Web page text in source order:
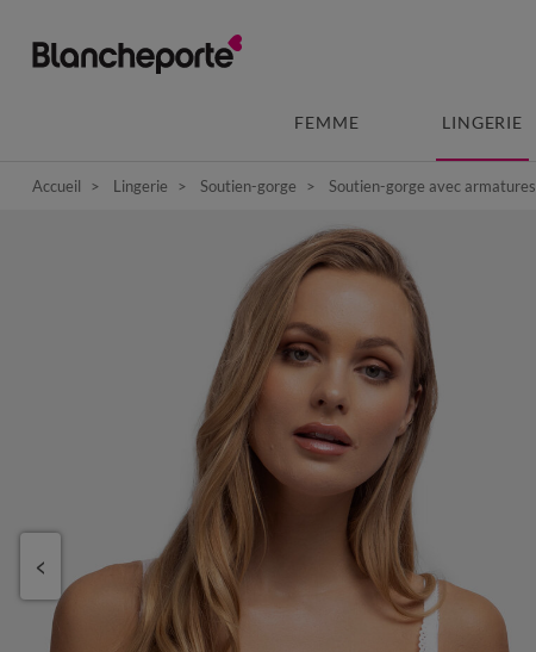
FEMME LINGERIE
Accueil Lingerie Soutien-gorge Soutien-gorge avec armatures